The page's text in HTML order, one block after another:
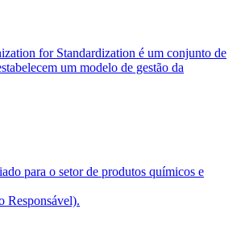
for Standardization é um conjunto de
um modelo de gestão da
para o setor de produtos químicos e
Responsável).